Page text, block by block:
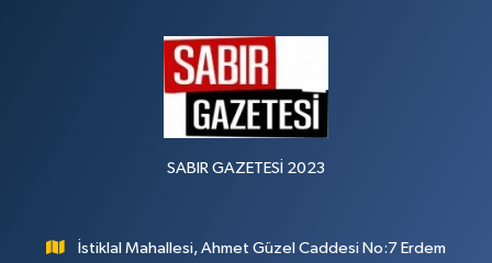
SABIR GAZETESİ 2023
İstiklal Mahallesi, Ahmet Güzel Caddesi No:7 Erdem